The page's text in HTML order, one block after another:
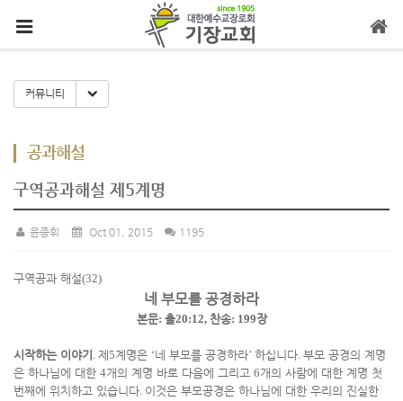
커뮤니티 Toggle Dropdown
공과해설
구역공과해설 제5계명
윤종휘 Oct 01, 2015 1195
구역공과 해설(32)
네 부모를 공경하라
본문: 출20:12, 찬송: 199장
시작하는 이야기 . 제 5계명은 ‘네 부모를 공경하라’ 하십니다. 부모 공경의 계명
은 하나님에 대한 4개의 계명 바로 다음에 그리고 6개의 사람에 대한 계명 첫
번째에 위치하고 있습니다. 이것은 부모공경은 하나님에 대한 우리의 진실한